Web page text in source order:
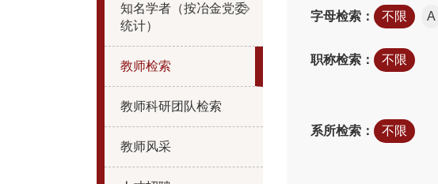
知名学者（按冶金党委
统计）
教师检索
教师科研团队检索
教师风采
字母检索： 不限 A
职称检索： 不限
系所检索： 不限